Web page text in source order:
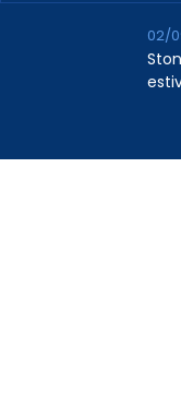
02/